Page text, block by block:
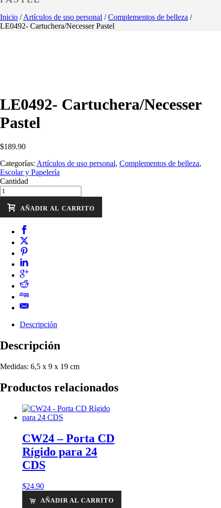
Inicio /Artículos de uso personal /Complementos de belleza /
LE0492- Cartuchera/Necesser Pastel
LE0492- Cartuchera/Necesser
Pastel
$189.90
Categorías: Artículos de uso personal, Complementos de belleza,
Escolar y Papelería
Cantidad
AÑADIR AL CARRITO
Descripción
Descripción
Medidas: 6,5 x 9 x 19 cm
Productos relacionados
CW24 – Porta CD
Rígido para 24
CDS
$24.90
AÑADIR AL CARRITO